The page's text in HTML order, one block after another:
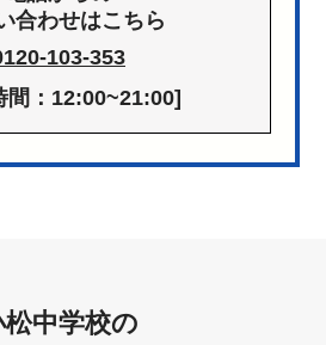
合わせはこちら
103-353
間：12:00~21:00]
松中学校の